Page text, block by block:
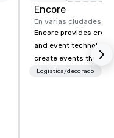
Encore
En varias ciudades
Encore provides
and event technology
create events that
creates memorable
Logística/decorado